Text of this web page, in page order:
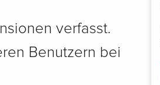
verfasst.
Benutzern bei